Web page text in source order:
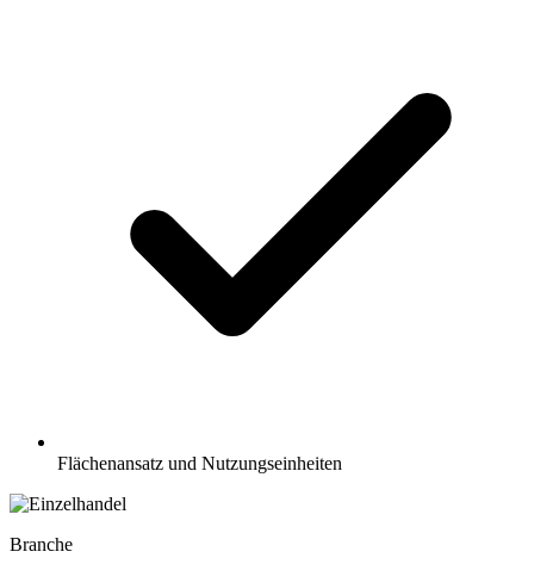
Flächenansatz und Nutzungseinheiten
Branche